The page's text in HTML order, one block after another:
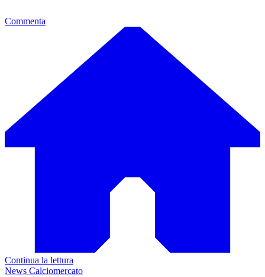
Commenta
Continua la lettura
News Calciomercato